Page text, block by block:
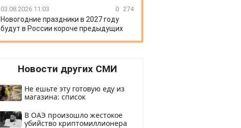
03.08.2026 11:03 0 274
Новогодние праздники в 2027 году
будут в России короче предыдущих
Новости других СМИ
Не ешьте эту готовую еду из
магазина: список
В ОАЭ произошло жестокое
убийство криптомиллионера